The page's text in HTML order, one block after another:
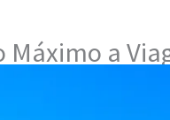
Máximo a